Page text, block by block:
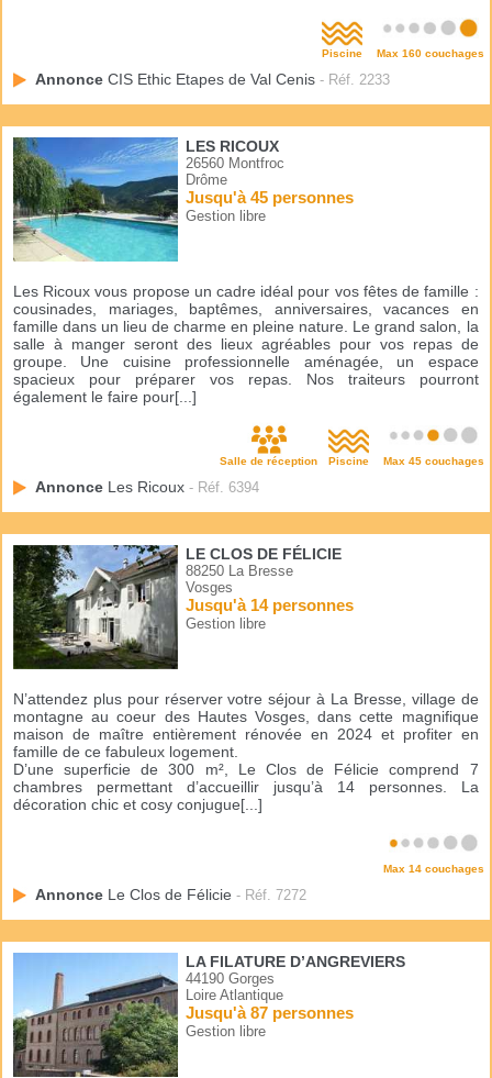
Piscine Max 160 couchages
Annonce CIS Ethic Etapes de Val Cenis - Réf. 2233
LES RICOUX
26560 Montfroc
Drôme
Jusqu'à 45 personnes
Gestion libre
Les Ricoux vous propose un cadre idéal pour vos fêtes de famille :
cousinades, mariages, baptêmes, anniversaires, vacances en
famille dans un lieu de charme en pleine nature. Le grand salon, la
salle à manger seront des lieux agréables pour vos repas de
groupe. Une cuisine professionnelle aménagée, un espace
spacieux pour préparer vos repas. Nos traiteurs pourront
également le faire pour[...]
Salle de réception Piscine Max 45 couchages
Annonce Les Ricoux - Réf. 6394
LE CLOS DE FÉLICIE
88250 La Bresse
Vosges
Jusqu'à 14 personnes
Gestion libre
N’attendez plus pour réserver votre séjour à La Bresse, village de
montagne au coeur des Hautes Vosges, dans cette magnifique
maison de maître entièrement rénovée en 2024 et profiter en
famille de ce fabuleux logement.
D’une superficie de 300 m², Le Clos de Félicie comprend 7
chambres permettant d’accueillir jusqu’à 14 personnes. La
décoration chic et cosy conjugue[...]
Max 14 couchages
Annonce Le Clos de Félicie - Réf. 7272
LA FILATURE D’ANGREVIERS
44190 Gorges
Loire Atlantique
Jusqu'à 87 personnes
Gestion libre